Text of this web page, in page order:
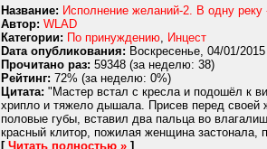
Название: Исполнение желаний-2. В одну
Автор: WLAD
Категории: По принуждению, Инцест
Dата опубликования: Воскресенье, 04/01/2015
Прочитано раз: 59348 (за неделю: 38)
Рейтинг: 72% (за неделю: 0%)
Цитата: "Мастер встал с кресла и подошёл к
хрипло и тяжело дышала. Присев перед своей
половые губы, вставил два пальца во
красный клитор, пожилая женщина застонала,
[ Читать полностью » ]